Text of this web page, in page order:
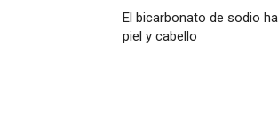
El bicarbonato de sodio
piel y cabello